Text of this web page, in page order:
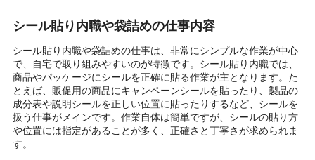
シール貼り内職や袋詰めの仕事内容
シール貼り内職や袋詰めの仕事は、非常にシンプルな作業が中心
で、自宅で取り組みやすいのが特徴です。シール貼り内職では、
商品やパッケージにシールを正確に貼る作業が主となります。た
とえば、販促用の商品にキャンペーンシールを貼ったり、製品の
成分表や説明シールを正しい位置に貼ったりするなど、シールを
扱う仕事がメインです。作業自体は簡単ですが、シールの貼り方
や位置には指定があることが多く、正確さと丁寧さが求められま
す。